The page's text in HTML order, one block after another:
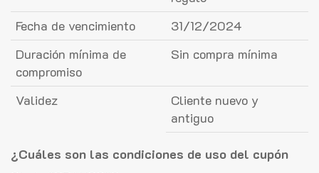
Fecha de vencimiento
31/12/2024
Duración mínima de
compromiso
Sin compra mínima
Validez
Cliente nuevo y
antiguo
¿Cuáles son las condiciones de uso del cupón